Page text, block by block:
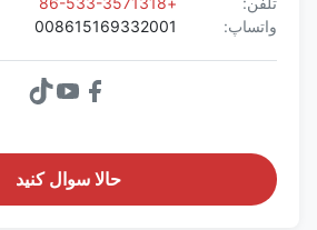
واتساپ:
008615169332001
حالا سوال کنيد